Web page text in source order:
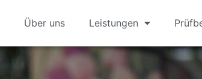
Über uns Leistungen